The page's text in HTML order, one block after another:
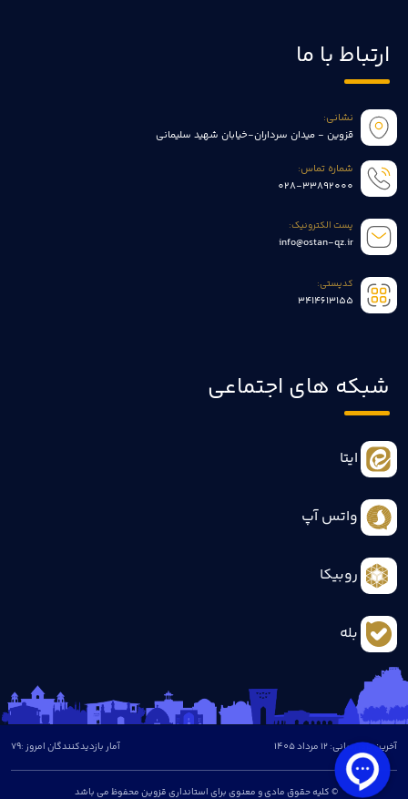
ارتباط با ما
نشانی:
قزوین - میدان سرداران-خیابان شهید سلیمانی
شماره تماس:
028-33892000
پست الکترونیک:
info@ostan-qz.ir
کدپستی:
3414613155
شبکه های اجتماعی
ایتا
واتس آپ
روبیکا
بله
آخرین بروزرسانی: 12 مرداد 1405
© کلیه حقوق مادی و معنوی برای استانداری قزوین محفوظ می باشد
آمار بازدیدکنندگان امروز :79